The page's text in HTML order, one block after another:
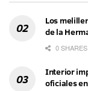
Los
de la
0 SHARES
Interior
oficiales